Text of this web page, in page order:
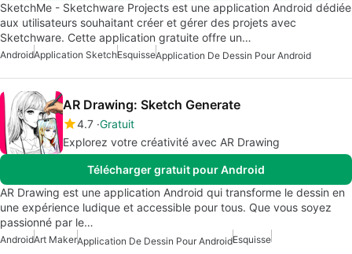
SketchMe - Sketchware Projects est une application Android dédiée
aux utilisateurs souhaitant créer et gérer des projets avec
Sketchware. Cette application gratuite offre un…
AndroidApplication SketchEsquisseApplication De Dessin Pour Android
AR Drawing: Sketch Generate
4.7 Gratuit
Explorez votre créativité avec AR Drawing
Télécharger gratuit pour Android
AR Drawing est une application Android qui transforme le dessin en
une expérience ludique et accessible pour tous. Que vous soyez
passionné par le…
AndroidArt MakerApplication De Dessin Pour AndroidEsquisse